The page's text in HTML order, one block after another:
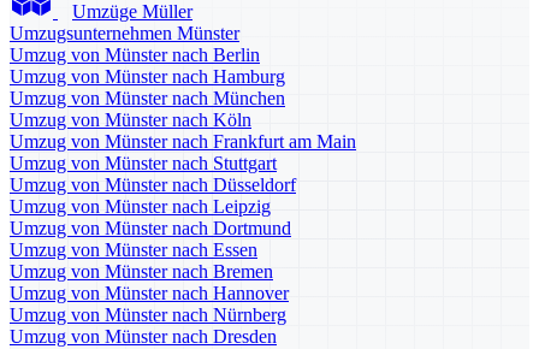
Umzüge Müller
Umzugsunternehmen Münster
Umzug von Münster nach Berlin
Umzug von Münster nach Hamburg
Umzug von Münster nach München
Umzug von Münster nach Köln
Umzug von Münster nach Frankfurt am Main
Umzug von Münster nach Stuttgart
Umzug von Münster nach Düsseldorf
Umzug von Münster nach Leipzig
Umzug von Münster nach Dortmund
Umzug von Münster nach Essen
Umzug von Münster nach Bremen
Umzug von Münster nach Hannover
Umzug von Münster nach Nürnberg
Umzug von Münster nach Dresden